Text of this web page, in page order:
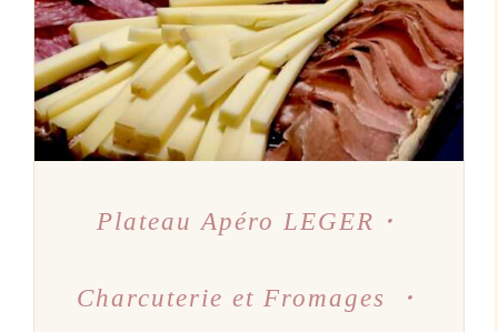
Plateau Apéro LEGER・
Charcuterie et Fromages ・